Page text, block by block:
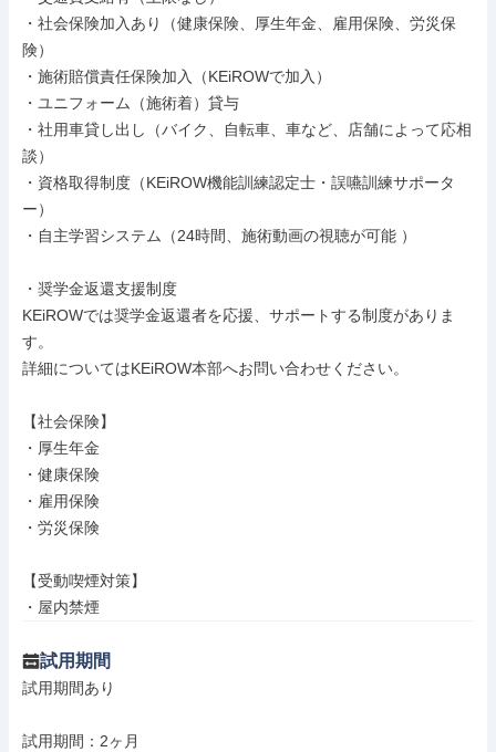
・社会保険加入あり（健康保険、厚生年金、雇用保険、労災保
険）
・施術賠償責任保険加入（KEiROWで加入）
・ユニフォーム（施術着）貸与
・社用車貸し出し（バイク、自転車、車など、店舗によって応相
談）
・資格取得制度（KEiROW機能訓練認定士・誤嚥訓練サポータ
ー）
・自主学習システム（24時間、施術動画の視聴が可能 ）
・奨学金返還支援制度
KEiROWでは奨学金返還者を応援、サポートする制度がありま
す。
詳細についてはKEiROW本部へお問い合わせください。
【社会保険】
・厚生年金
・健康保険
・雇用保険
・労災保険
【受動喫煙対策】
・屋内禁煙
試用期間
試用期間あり
試用期間：2ヶ月